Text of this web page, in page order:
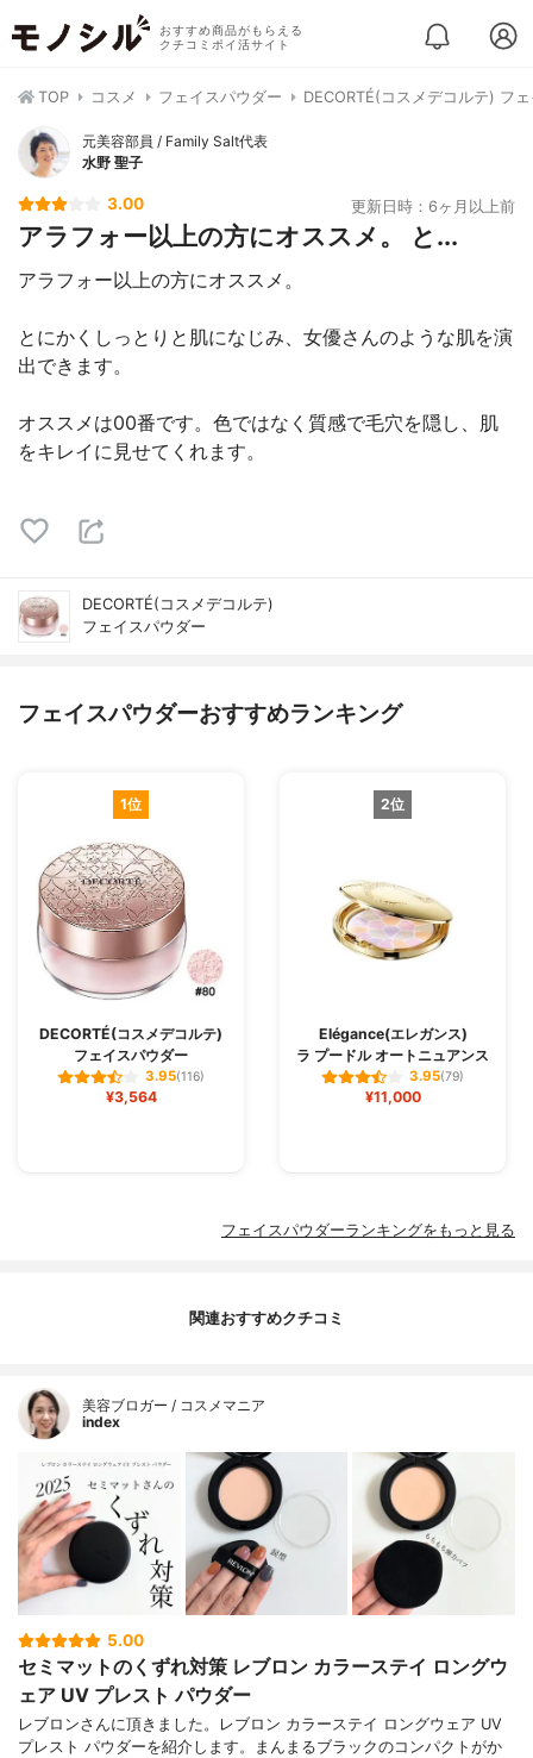
おすすめ商品がもらえる
クチコミポイ活サイト
TOP コスメ フェイスパウダー DECORTÉ(コスメデコルテ) フ
元美容部員 / Family Salt代表
水野 聖子
3.00 更新日時：6ヶ月以上前
アラフォー以上の方にオススメ。 と...
アラフォー以上の方にオススメ。
とにかくしっとりと肌になじみ、女優さんのような肌を演
出できます。
オススメは00番です。色ではなく質感で毛穴を隠し、肌
をキレイに見せてくれます。
DECORTÉ(コスメデコルテ)
フェイスパウダー
フェイスパウダーおすすめランキング
1位
DECORTÉ(コスメデコルテ)
フェイスパウダー
3.95(116)
¥3,564
2位
Elégance(エレガンス)
ラ プードル オートニュアンス
3.95(79)
¥11,000
フェイスパウダーランキングをもっと見る
関連おすすめクチコミ
美容ブロガー / コスメマニア
index
5.00
セミマットのくずれ対策 レブロン カラーステイ ロングウ
ェア UV プレスト パウダー
レブロンさんに頂きました。レブロン カラーステイ ロングウェア UV
プレスト パウダーを紹介します。まんまるブラックのコンパクトがか